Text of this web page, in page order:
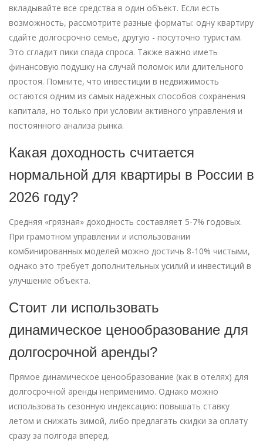
вкладывайте все средства в один объект. Если есть
возможность, рассмотрите разные форматы: одну квартиру
сдайте долгосрочно семье, другую - посуточно туристам.
Это сгладит пики спада спроса. Также важно иметь
финансовую подушку на случай поломок или длительного
простоя. Помните, что инвестиции в недвижимость
остаются одним из самых надежных способов сохранения
капитала, но только при условии активного управления и
постоянного анализа рынка.
Какая доходность считается
нормальной для квартиры в России в
2026 году?
Средняя «грязная» доходность составляет 5-7% годовых.
При грамотном управлении и использовании
комбинированных моделей можно достичь 8-10% чистыми,
однако это требует дополнительных усилий и инвестиций в
улучшение объекта.
Стоит ли использовать
динамическое ценообразование для
долгосрочной аренды?
Прямое динамическое ценообразование (как в отелях) для
долгосрочной аренды неприменимо. Однако можно
использовать сезонную индексацию: повышать ставку
летом и снижать зимой, либо предлагать скидки за оплату
сразу за полгода вперед.